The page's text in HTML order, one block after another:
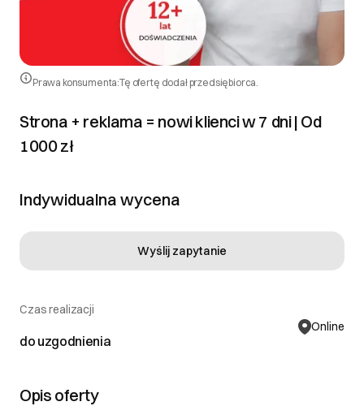
Prawa konsumenta:Tę ofertę dodał przedsiębiorca.
Strona + reklama = nowi klienci w 7 dni | Od
1000 zł
Indywidualna wycena
Czas realizacji
do uzgodnienia
Online
Wyślij zapytanie
Opis oferty